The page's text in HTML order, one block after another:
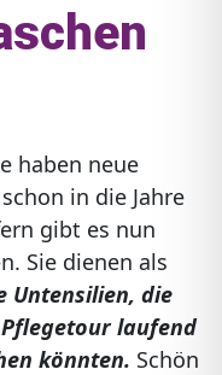
haben neue
in die Jahre
gibt es nun
Sie dienen als
Untensilien, die
laufend
könnten. Schön